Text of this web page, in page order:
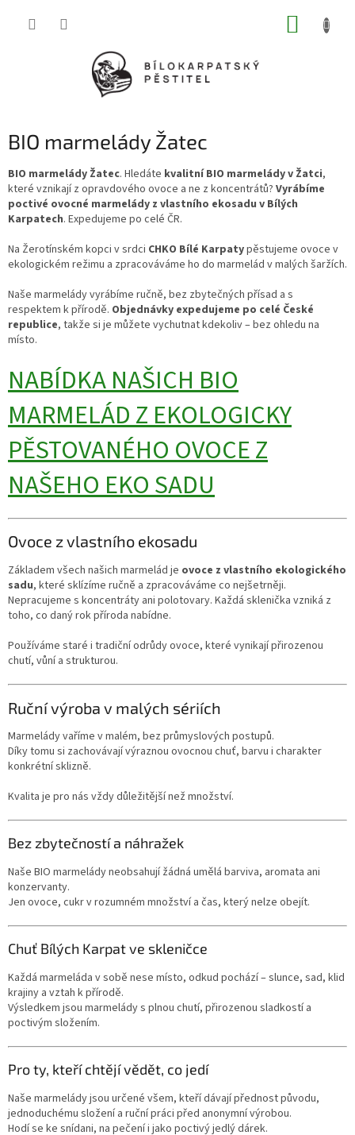
BIO marmelády Žatec
BIO marmelády Žatec. Hledáte kvalitní BIO marmelády v Žatci,
které vznikají z opravdového ovoce a ne z koncentrátů? Vyrábíme
poctivé ovocné marmelády z vlastního ekosadu v Bílých
Karpatech. Expedujeme po celé ČR.
Na Žerotínském kopci v srdci CHKO Bílé Karpatypěstujeme ovoce v
ekologickém režimu a zpracováváme ho do marmelád v malých šaržích.
Naše marmelády vyrábíme ručně, bez zbytečných přísad a s
respektem k přírodě. Objednávky expedujeme po celé České
republice, takže si je můžete vychutnat kdekoliv – bez ohledu na
místo.
NABÍDKA NAŠICH BIO
MARMELÁD Z EKOLOGICKY
PĚSTOVANÉHO OVOCE Z
NAŠEHO EKO SADU
Ovoce z vlastního ekosadu
Základem všech našich marmelád je ovoce z vlastního ekologického
sadu, které sklízíme ručně a zpracováváme co nejšetrněji.
Nepracujeme s koncentráty ani polotovary. Každá sklenička vzniká z
toho, co daný rok příroda nabídne.
Používáme staré i tradiční odrůdy ovoce, které vynikají přirozenou
chutí, vůní a strukturou.
Ruční výroba v malých sériích
Marmelády vaříme v malém, bez průmyslových postupů.
Díky tomu si zachovávají výraznou ovocnou chuť, barvu i charakter
konkrétní sklizně.
Kvalita je pro nás vždy důležitější než množství.
Bez zbytečností a náhražek
Naše BIO marmelády neobsahují žádná umělá barviva, aromata ani
konzervanty.
Jen ovoce, cukr v rozumném množství a čas, který nelze obejít.
Chuť Bílých Karpat ve skleničce
Každá marmeláda v sobě nese místo, odkud pochází – slunce, sad, klid
krajiny a vztah k přírodě.
Výsledkem jsou marmelády s plnou chutí, přirozenou sladkostí a
poctivým složením.
Pro ty, kteří chtějí vědět, co jedí
Naše marmelády jsou určené všem, kteří dávají přednost původu,
jednoduchému složení a ruční práci před anonymní výrobou.
Hodí se ke snídani, na pečení i jako poctivý jedlý dárek.